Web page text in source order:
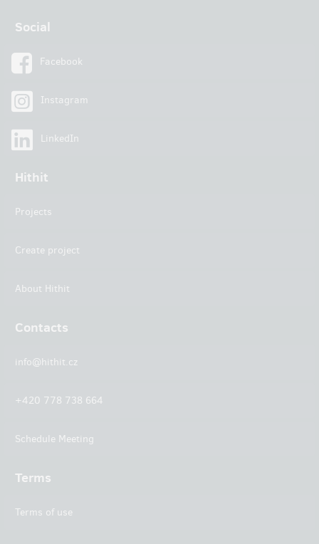
Social
Facebook
Instagram
LinkedIn
Hithit
Projects
Create project
About Hithit
Contacts
info@hithit.cz
+420 778 738 664
Schedule Meeting
Terms
Terms of use